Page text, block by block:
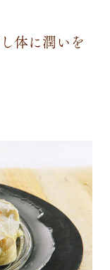
し体に潤いを